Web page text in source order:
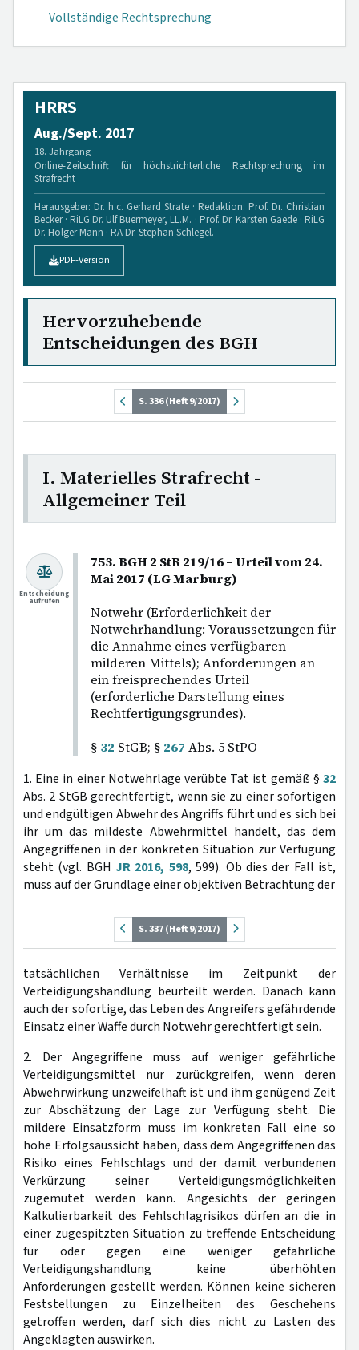
Vollständige Rechtsprechung
HRRS
Aug./Sept. 2017
18. Jahrgang
Online-Zeitschrift für höchstrichterliche Rechtsprechung im
Strafrecht
Herausgeber: Dr. h.c. Gerhard Strate · Redaktion: Prof. Dr. Christian
Becker · RiLG Dr. Ulf Buermeyer, LL.M. · Prof. Dr. Karsten Gaede · RiLG
Dr. Holger Mann · RA Dr. Stephan Schlegel.
PDF-Version
Hervorzuhebende
Entscheidungen des BGH
S. 336 (Heft 9/2017)
I. Materielles Strafrecht -
Allgemeiner Teil
753. BGH 2 StR 219/16 – Urteil vom 24.
Mai 2017 (LG Marburg)
Notwehr (Erforderlichkeit der
Notwehrhandlung: Voraussetzungen für
die Annahme eines verfügbaren
milderen Mittels); Anforderungen an
ein freisprechendes Urteil
(erforderliche Darstellung eines
Rechtfertigungsgrundes).
§ 32 StGB; § 267 Abs. 5 StPO
Entscheidung
aufrufen
1. Eine in einer Notwehrlage verübte Tat ist gemäß § 32
Abs. 2 StGB gerechtfertigt, wenn sie zu einer sofortigen
und endgültigen Abwehr des Angriffs führt und es sich bei
ihr um das mildeste Abwehrmittel handelt, das dem
Angegriffenen in der konkreten Situation zur Verfügung
steht (vgl. BGH JR 2016, 598, 599). Ob dies der Fall ist,
muss auf der Grundlage einer objektiven Betrachtung der
S. 337 (Heft 9/2017)
tatsächlichen Verhältnisse im Zeitpunkt der
Verteidigungshandlung beurteilt werden. Danach kann
auch der sofortige, das Leben des Angreifers gefährdende
Einsatz einer Waffe durch Notwehr gerechtfertigt sein.
2. Der Angegriffene muss auf weniger gefährliche
Verteidigungsmittel nur zurückgreifen, wenn deren
Abwehrwirkung unzweifelhaft ist und ihm genügend Zeit
zur Abschätzung der Lage zur Verfügung steht. Die
mildere Einsatzform muss im konkreten Fall eine so
hohe Erfolgsaussicht haben, dass dem Angegriffenen das
Risiko eines Fehlschlags und der damit verbundenen
Verkürzung seiner Verteidigungsmöglichkeiten
zugemutet werden kann. Angesichts der geringen
Kalkulierbarkeit des Fehlschlagrisikos dürfen an die in
einer zugespitzten Situation zu treffende Entscheidung
für oder gegen eine weniger gefährliche
Verteidigungshandlung keine überhöhten
Anforderungen gestellt werden. Können keine sicheren
Feststellungen zu Einzelheiten des Geschehens
getroffen werden, darf sich dies nicht zu Lasten des
Angeklagten auswirken.